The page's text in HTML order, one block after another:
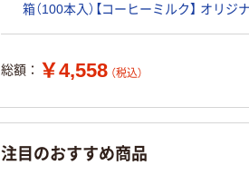
箱（100本入）【コーヒーミルク
総額： ￥4,558 （税込）
注目のおすすめ商品